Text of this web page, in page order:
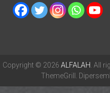
Copyright © 2026 ALFALAH. All
ThemeGrill.